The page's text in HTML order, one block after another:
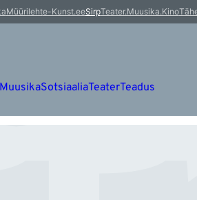
Müürilehte-Kunst.eeSirpTeater.Muusika.Kino
SotsiaaliaTeaterTeadus